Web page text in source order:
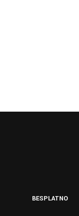
BESPLATNO